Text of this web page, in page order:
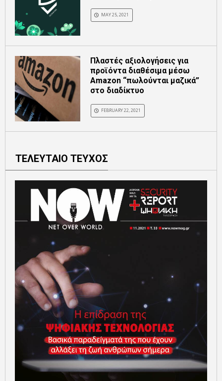
MAY 25, 2021
Πλαστές αξιολογήσεις για
προϊόντα διαθέσιμα μέσω
Amazon “πωλούνται μαζικά”
στο διαδίκτυο
FEBRUARY 22, 2021
ΤΕΛΕΥΤΑΙΟ ΤΕΥΧΟΣ